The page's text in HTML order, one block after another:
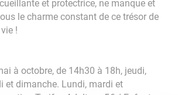
et protectrice, ne manque et
le charme constant de ce trésor de
!
à octobre, de 14h30 à 18h, jeudi,
et dimanche. Lundi, mardi et